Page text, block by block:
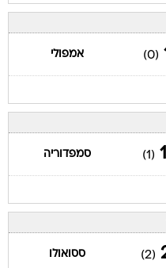
(0) אמפולי
(1) סמפדוריה
(2) ססואולו